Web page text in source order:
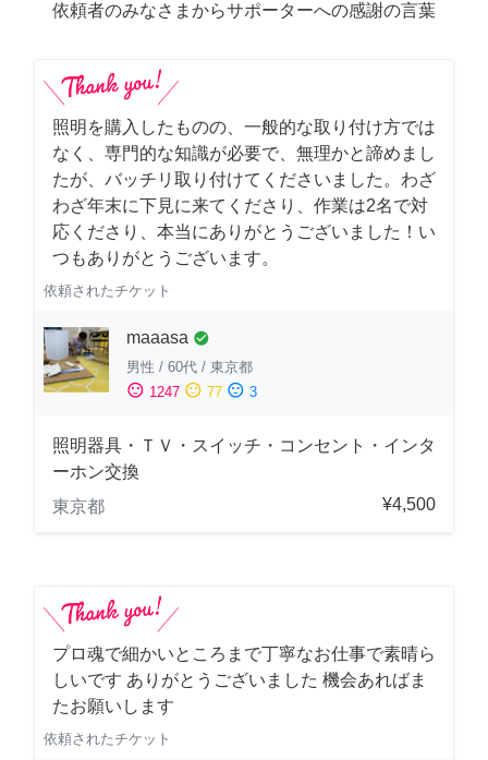
依頼者のみなさまからサポーターへの感謝の言葉
照明を購入したものの、一般的な取り付け方では
なく、専門的な知識が必要で、無理かと諦めまし
たが、バッチリ取り付けてくださいました。わざ
わざ年末に下見に来てくださり、作業は2名で対
応くださり、本当にありがとうございました！い
つもありがとうございます。
依頼されたチケット
maaasa check_circle
男性 / 60代 / 東京都
sentiment_satisfied 1247 sentiment_neutral 77 sentiment_dissatisfied 3
照明器具・ＴＶ・スイッチ・コンセント・インタ
ーホン交換
東京都
¥4,500
プロ魂で細かいところまで丁寧なお仕事で素晴ら
しいです ありがとうございました 機会あればま
たお願いします
依頼されたチケット